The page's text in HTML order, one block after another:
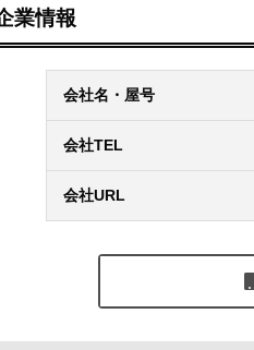
業情報
会社名・屋号
会社TEL
会社URL